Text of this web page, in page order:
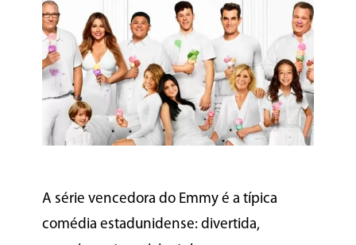
A série vencedora do Emmy é a típica
comédia estadunidense: divertida,